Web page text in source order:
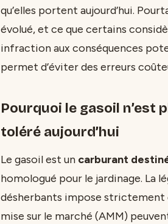
qu’elles portent aujourd’hui.
évolué, et ce que certains
infraction aux conséquences
permet d’éviter des erreurs
Pourquoi le gasoil n’est
toléré aujourd’hui
Le gasoil est un carburant
homologué pour le jardinage. La
désherbants impose strictement
mise sur le marché (AMM)